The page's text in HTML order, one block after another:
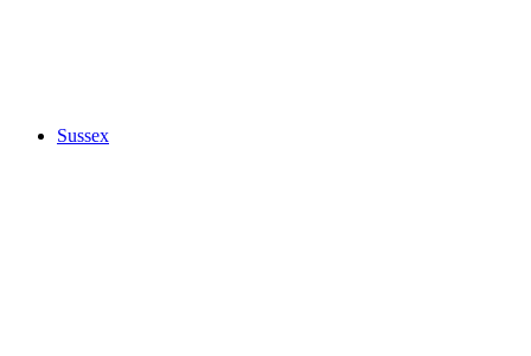
Sussex